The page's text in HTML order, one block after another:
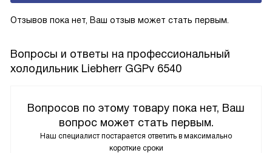
Отзывов пока нет, Ваш отзыв может стать первым.
Вопросы и ответы на профессиональный
холодильник Liebherr GGPv 6540
Вопросов по этому товару пока нет, Ваш
вопрос может стать первым.
Наш специалист постарается ответить в максимально
короткие сроки